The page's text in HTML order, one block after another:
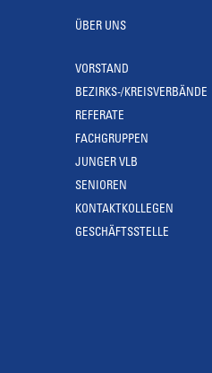
ÜBER UNS
VORSTAND
BEZIRKS-/KREISVERBÄNDE
REFERATE
FACHGRUPPEN
JUNGER VLB
SENIOREN
KONTAKTKOLLEGEN
GESCHÄFTSSTELLE